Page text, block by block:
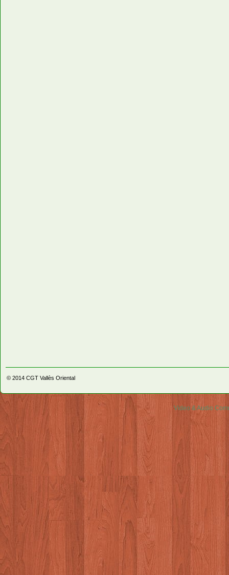
© 2014 CGT Vallès Oriental
Video & Audio